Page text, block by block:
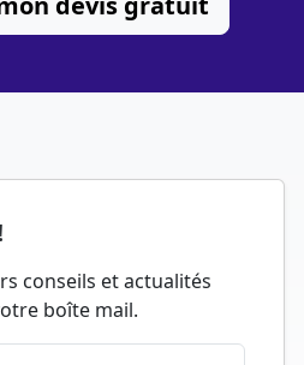
conseils et actualités
boîte mail.